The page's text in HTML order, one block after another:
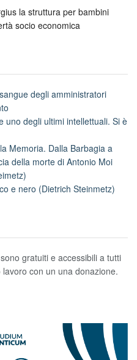
la struttura per bambini
socio economica
degli amministratori
uno degli ultimi intellettuali. Si è
Memoria. Dalla Barbagia a
della morte di Antonio Moi
e nero (Dietrich Steinmetz)
gratuiti e accessibili a tutti
con un una donazione.